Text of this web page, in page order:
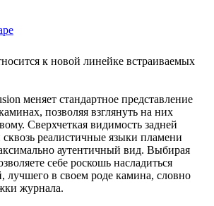
к новой линейке встраиваемых
меняет стандартное представление
позволяя взглянуть на них
Сверхчеткая видимость задней
реалистичные языки пламени
аутентичный вид. Выбирая
себе роскошь насладиться
лучшего в своем роде камина, словно
журнала.